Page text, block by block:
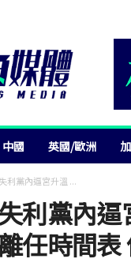
中國 英國/歐洲
利黨內逼宮升溫 ...
利黨內
任時間表